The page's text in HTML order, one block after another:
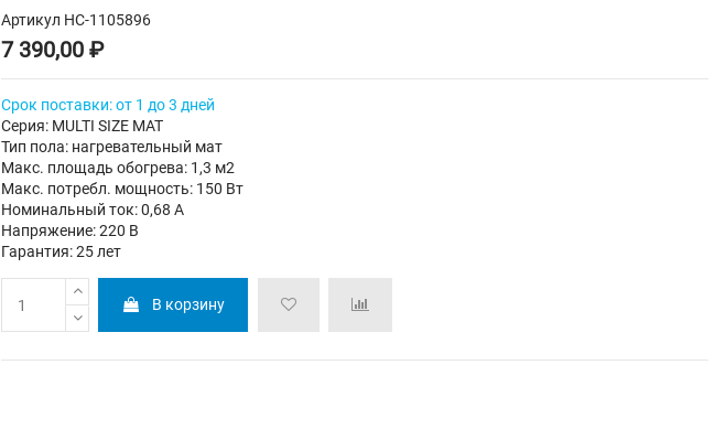
Артикул НС-1105896
7 390,00 ₽
Срок поставки: от 1 до 3 дней
Серия: MULTI SIZE MAT
Тип пола: нагревательный мат
Макс. площадь обогрева: 1,3 м2
Макс. потребл. мощность: 150 Вт
Номинальный ток: 0,68 А
Напряжение: 220 В
Гарантия: 25 лет
В корзину